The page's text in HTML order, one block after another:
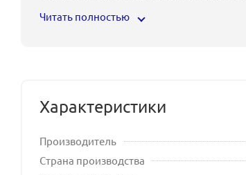
Читать полностью
Характеристики
Производитель
Страна производства